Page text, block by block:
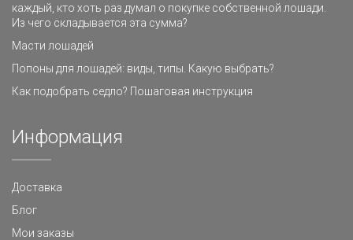
каждый, кто хоть раз думал о покупке собственной лошади.
Из чего складывается эта сумма?
Масти лошадей
Попоны для лошадей: виды, типы. Какую выбрать?
Как подобрать седло? Пошаговая инструкция
Информация
Доставка
Блог
Мои заказы